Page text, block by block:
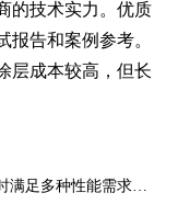
的技术实力。优质
报告和案例参考。
层成本较高，但长
满足多种性能需求，